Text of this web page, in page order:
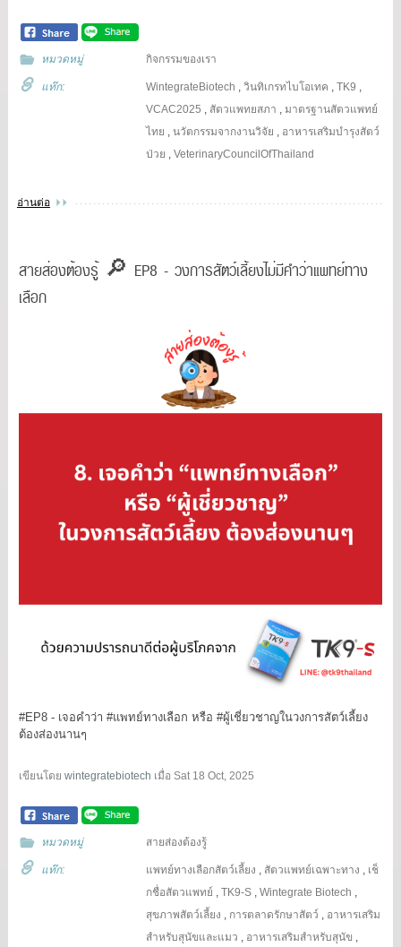
หมวดหมู่ กิจกรรมของเรา
แท๊ก: WintegrateBiotech ,วินทิเกรทไบโอเทค ,TK9 ,
VCAC2025 , สัตวแพทยสภา ,มาตรฐานสัตวแพทย์
ไทย ,นวัตกรรมจากงานวิจัย , อาหารเสริมบำรุงสัตว์
ป่วย ,VeterinaryCouncilOfThailand
อ่านต่อ
สายส่องต้องรู้ 🔎 EP8 - วงการสัตว์เลี้ยงไม่มีคำว่าแพทย์ทาง
เลือก
#EP8- เจอคำว่า #แพทย์ทางเลือก หรือ #ผู้เชี่ยวชาญในวงการสัตว์เลี้ยง
ต้องส่องนานๆ
เขียนโดย wintegratebiotech เมื่อ Sat 18 Oct, 2025
หมวดหมู่ สายส่องต้องรู้
แท๊ก: แพทย์ทางเลือกสัตว์เลี้ยง , สัตวแพทย์เฉพาะทาง , เช็
กชื่อสัตวแพทย์ ,TK9-S ,Wintegrate Biotech ,
สุขภาพสัตว์เลี้ยง , การตลาดรักษาสัตว์ , อาหารเสริม
สำหรับสุนัขและแมว , อาหารเสริมสำหรับสุนัข ,